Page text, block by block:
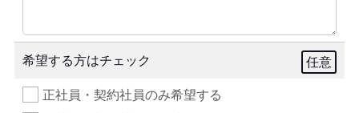
希望する方はチェック 任意
正社員・契約社員のみ希望する